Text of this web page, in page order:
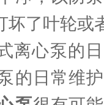
坏了叶轮或
心泵的日
的日常维